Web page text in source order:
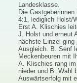
Landesklasse.
Die
4:1, lediglich Holst/
Erst A. Klischies
J. Holst und erneut
nächste Einzel ging
Ausgleich. B. Senf
Meckenbeuren mit
A. Klischies rang
nieder und B. Wahl
Auswärtserfolg mit